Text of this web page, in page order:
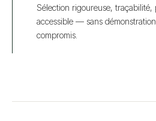
Sélection rigoureuse,
accessible — sans
compromis.